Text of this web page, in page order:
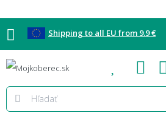
Shipping to all EU from 9.9 €
Blog Kontakt